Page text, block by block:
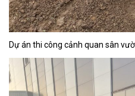
Dự án thi công cảnh quan sân